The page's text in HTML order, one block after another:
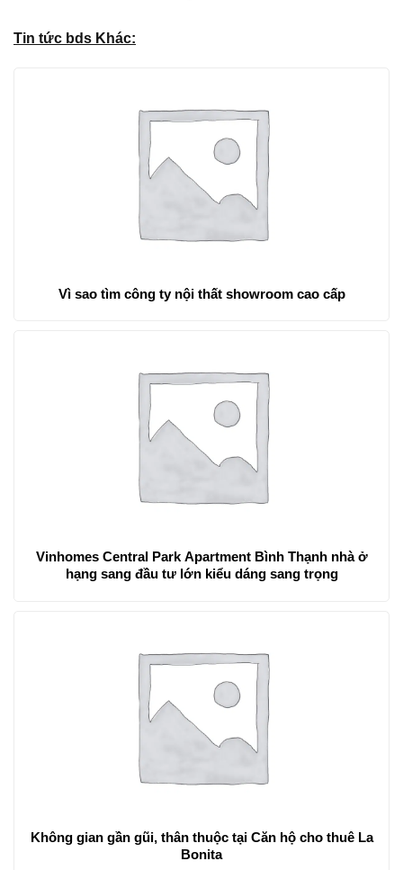
Tin tức bds Khác:
Vì sao tìm công ty nội thất showroom cao cấp
Vinhomes Central Park Apartment Bình Thạnh nhà ở
hạng sang đầu tư lớn kiểu dáng sang trọng
Không gian gần gũi, thân thuộc tại Căn hộ cho thuê La
Bonita